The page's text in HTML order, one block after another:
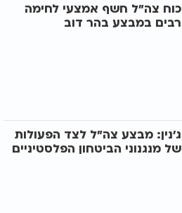
כוח צה"ל חשף אמצעי לחימה
רבים במבצע בהר דוב
ג'נין: מבצע צה"ל לצד הפעולות
של מנגנוני הביטחון הפלסטיניים